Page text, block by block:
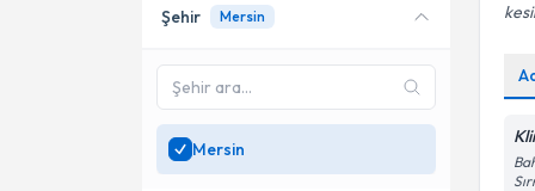
Online danışmanlık sunan
SadeceMersin
uzman ara
Şehir Mersin
Mersin